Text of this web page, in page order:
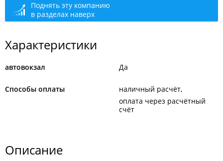
Поднять эту компанию
в разделах наверх
Характеристики
автовокзал Да
Способы оплаты
наличный расчёт
оплата через расчётный
счёт
Описание